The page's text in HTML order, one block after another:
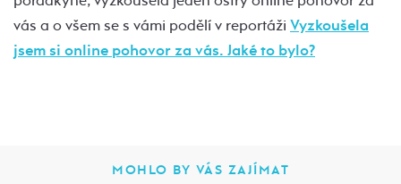
vás a o všem se s vámi podělí v reportáži Vyzkoušela
jsem si online pohovor za vás. Jaké to bylo?
MOHLO BY VÁS ZAJÍMAT